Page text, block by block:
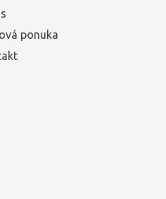
ponuka